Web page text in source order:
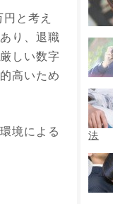
と考え
り、退職
しい数字
高いため
境による
法